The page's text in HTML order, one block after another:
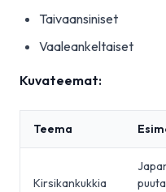
Taivaansiniset
Vaaleankeltaiset
Kuvateemat:
Teema
Kirsikankukkia